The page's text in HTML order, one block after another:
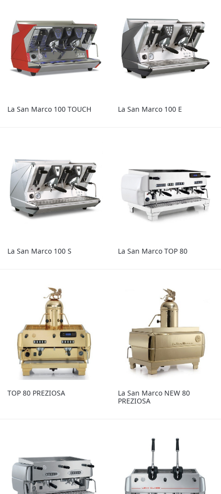
La San Marco 100 TOUCH La San Marco 100 E
La San Marco 100 S La San Marco TOP 80
TOP 80 PREZIOSA
La San Marco NEW 80
PREZIOSA